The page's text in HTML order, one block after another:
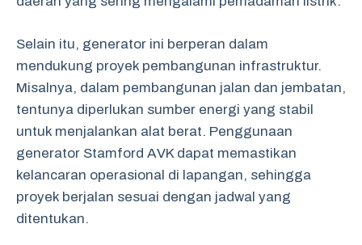
Selain itu, generator ini berperan dalam
mendukung proyek pembangunan infrastruktur.
Misalnya, dalam pembangunan jalan dan jembatan,
tentunya diperlukan sumber energi yang stabil
untuk menjalankan alat berat. Penggunaan
generator Stamford AVK dapat memastikan
kelancaran operasional di lapangan, sehingga
proyek berjalan sesuai dengan jadwal yang
ditentukan.